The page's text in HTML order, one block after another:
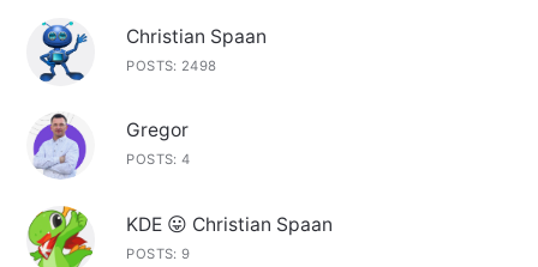
Christian Spaan
POSTS: 2498
Gregor
POSTS: 4
KDE 😛 Christian Spaan
POSTS: 9